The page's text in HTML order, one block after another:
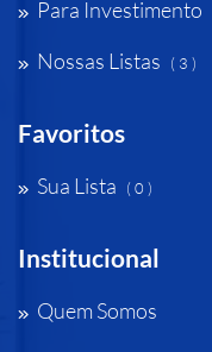
Para Investimento
Nossas Listas ( 3 )
Favoritos
Sua Lista ( 0 )
Institucional
Quem Somos